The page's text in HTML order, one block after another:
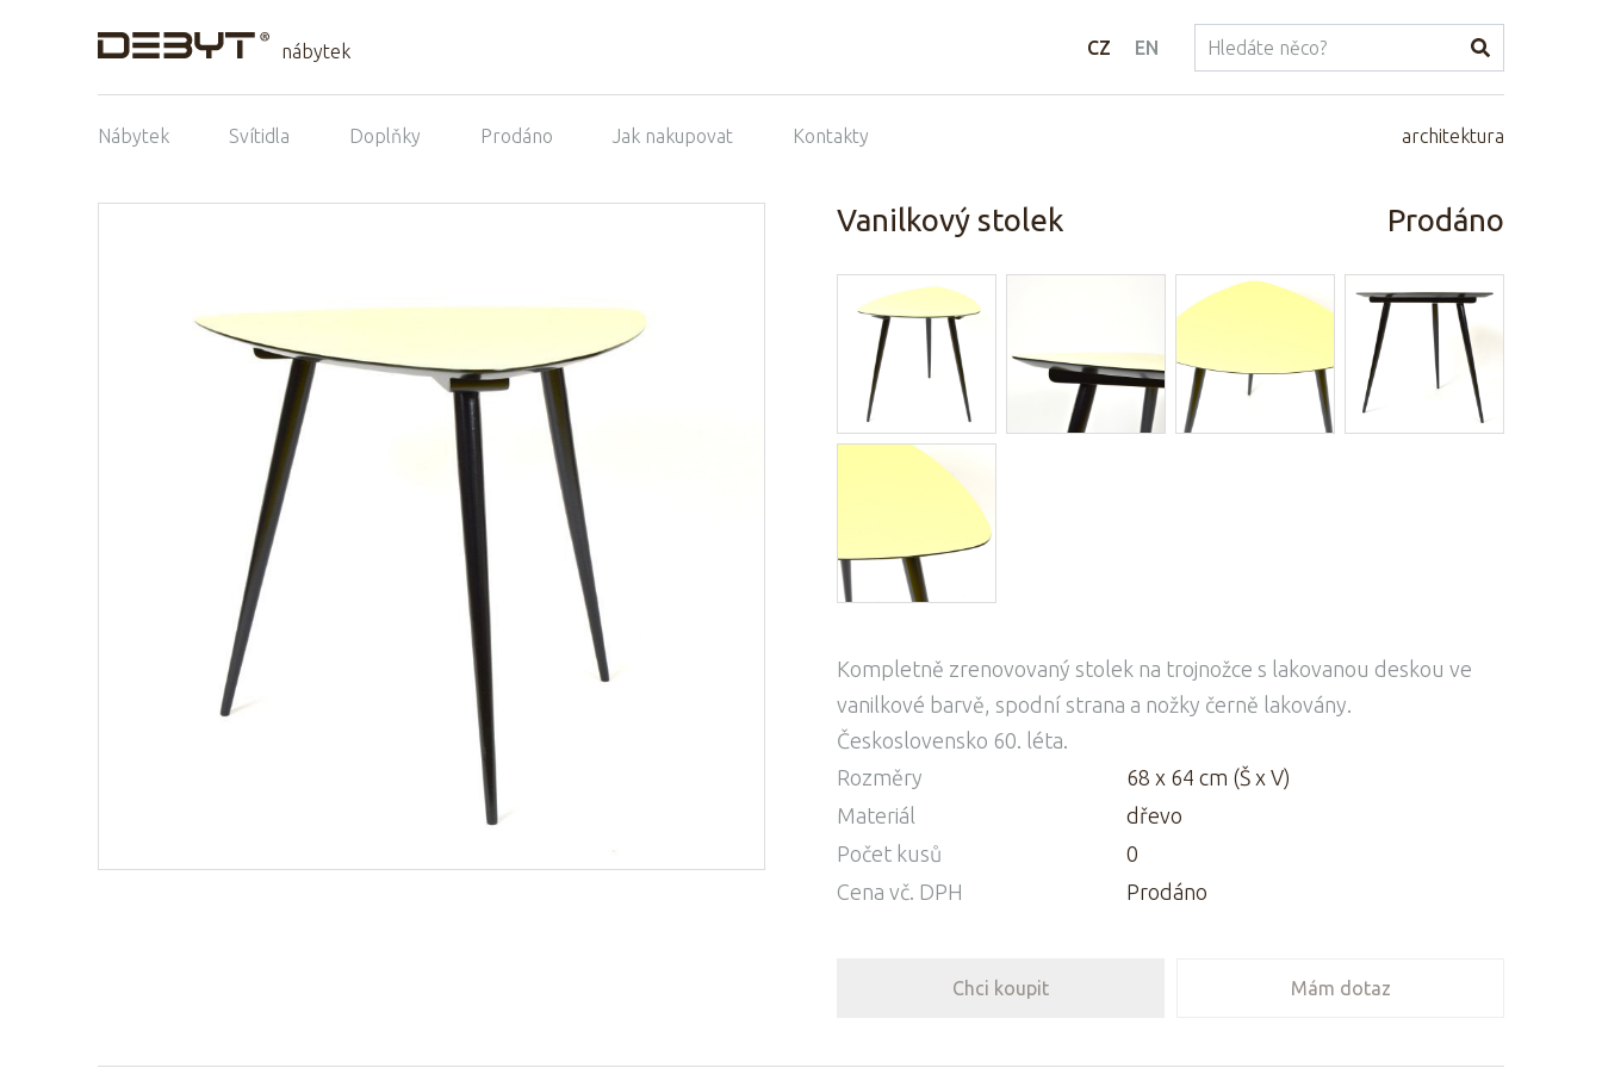
nábytek CZ EN
Nábytek Svítidla Doplňky Prodáno Jak nakupovat Kontakty architektura
Vanilkový stolek Prodáno
Kompletně zrenovovaný stolek na trojnožce s lakovanou deskou ve
vanilkové barvě, spodní strana a nožky černě lakovány.
Československo 60. léta.
Rozměry
68 x 64 cm (Š x V)
Materiál
dřevo
Počet kusů
0
Cena vč. DPH
Prodáno
Chci koupit Mám dotaz